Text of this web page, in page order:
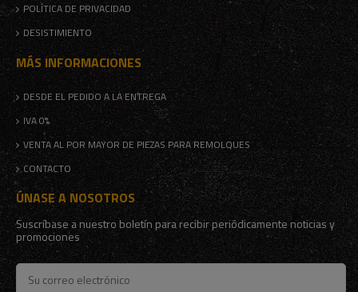
POLÍTICA DE PRIVACIDAD
DESISTIMIENTO
MÁS INFORMACIONES
DESDE EL PEDIDO A LA ENTREGA
IVA 0%
VENTA AL POR MAYOR DE PIEZAS PARA REMOLQUES
CONTACTO
ÚNASE A NOSOTROS
Suscríbase a nuestro boletín para recibir periódicamente noticias y
promociones